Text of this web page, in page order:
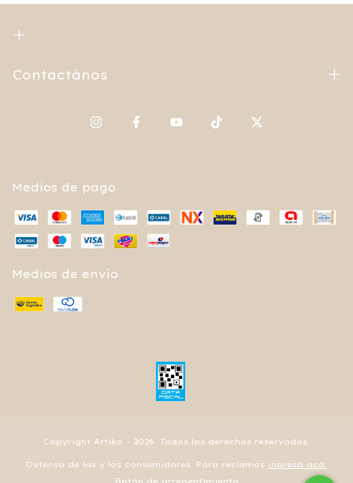
Contactános
Medios de pago
Medios de envío
Copyright Artiko - 2026. Todos los derechos reservados.
Defensa de las y los consumidores. Para reclamos ingresá acá.
Botón de arrepentimiento